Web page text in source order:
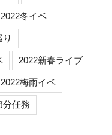
2022冬イベ
2022新春ライブ
2022梅雨イベ
分任務